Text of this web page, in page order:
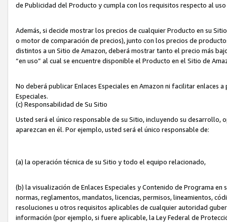
de Publicidad del Producto y cumpla con los requisitos respecto al uso
Además, si decide mostrar los precios de cualquier Producto en su
o motor de comparación de precios), junto con los precios de
distintos a un Sitio de Amazon, deberá mostrar tanto el precio más
“en uso” al cual se encuentre disponible el Producto en el Sitio de
No deberá publicar Enlaces Especiales en Amazon ni facilitar enlaces
Especiales.
(c) Responsabilidad de Su Sitio
Usted será el único responsable de su Sitio, incluyendo su
aparezcan en él. Por ejemplo, usted será el único responsable de:
(a) la operación técnica de su Sitio y todo el equipo relacionado,
(b) la visualización de Enlaces Especiales y Contenido de Programa
normas, reglamentos, mandatos, licencias, permisos, lineamientos,
resoluciones u otros requisitos aplicables de cualquier autoridad
información (por ejemplo, si fuere aplicable, la Ley Federal de